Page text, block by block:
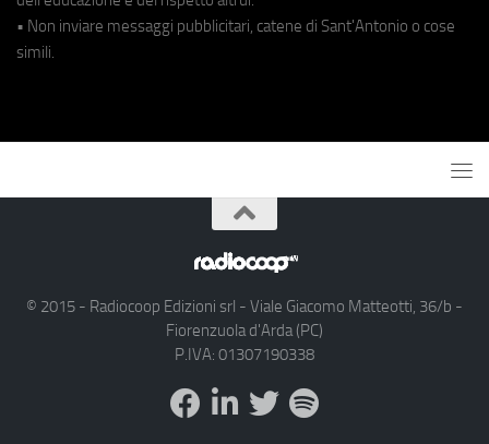
• Non inviare messaggi pubblicitari, catene di Sant'Antonio o cose
simili.
© 2015 - Radiocoop Edizioni srl - Viale Giacomo Matteotti, 36/b -
Fiorenzuola d'Arda (PC)
P.IVA: 01307190338